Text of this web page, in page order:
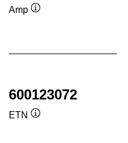
Amp
600123072
ETN